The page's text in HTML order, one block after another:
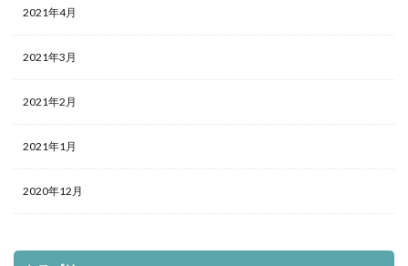
2021年4月
2021年3月
2021年2月
2021年1月
2020年12月